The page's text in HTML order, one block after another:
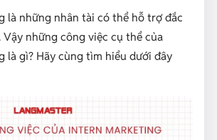
là những nhân tài có thể hỗ trợ đắc
những công việc cụ thể của
là gì? Hãy cùng tìm hiểu dưới đây